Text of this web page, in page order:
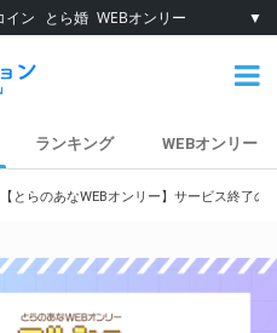
イン とら婚 WEBオンリー ▼
ランキング WEBオンリー
【とらのあなWEBオンリー】サービス終了の